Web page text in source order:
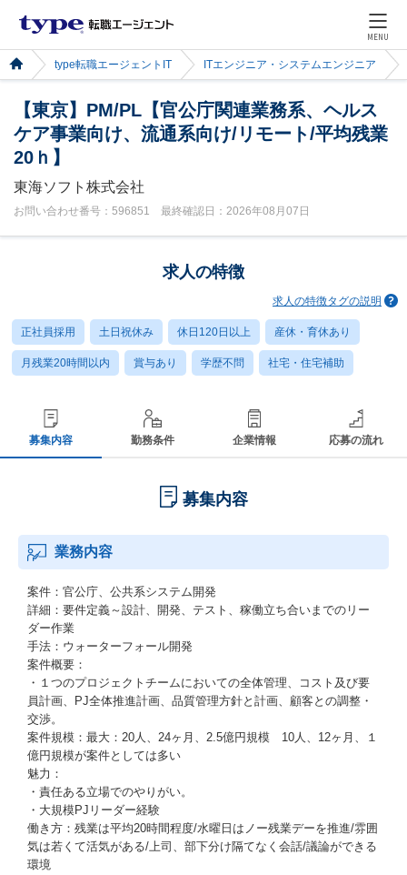
MENU
type転職エージェントIT ITエンジニア・システムエンジニア
【東京】PM/PL【官公庁関連業務系、ヘルス
ケア事業向け、流通系向け/リモート/平均残業
20ｈ】
東海ソフト株式会社
お問い合わせ番号：596851 最終確認日：2026年08月07日
求人の特徴
求人の特徴タグの説明
正社員採用 土日祝休み 休日120日以上 産休・育休あり
月残業20時間以内 賞与あり 学歴不問 社宅・住宅補助
募集内容 勤務条件 企業情報 応募の流れ
募集内容
業務内容
案件：官公庁、公共系システム開発
詳細：要件定義～設計、開発、テスト、稼働立ち合いまでのリー
ダー作業
手法：ウォーターフォール開発
案件概要：
・１つのプロジェクトチームにおいての全体管理、コスト及び要
員計画、PJ全体推進計画、品質管理方針と計画、顧客との調整・
交渉。
案件規模：最大：20人、24ヶ月、2.5億円規模 10人、12ヶ月、１
億円規模が案件としては多い
魅力：
・責任ある立場でのやりがい。
・大規模PJリーダー経験
働き方：残業は平均20時間程度/水曜日はノー残業デーを推進/雰囲
気は若くて活気がある/上司、部下分け隔てなく会話/議論ができる
環境